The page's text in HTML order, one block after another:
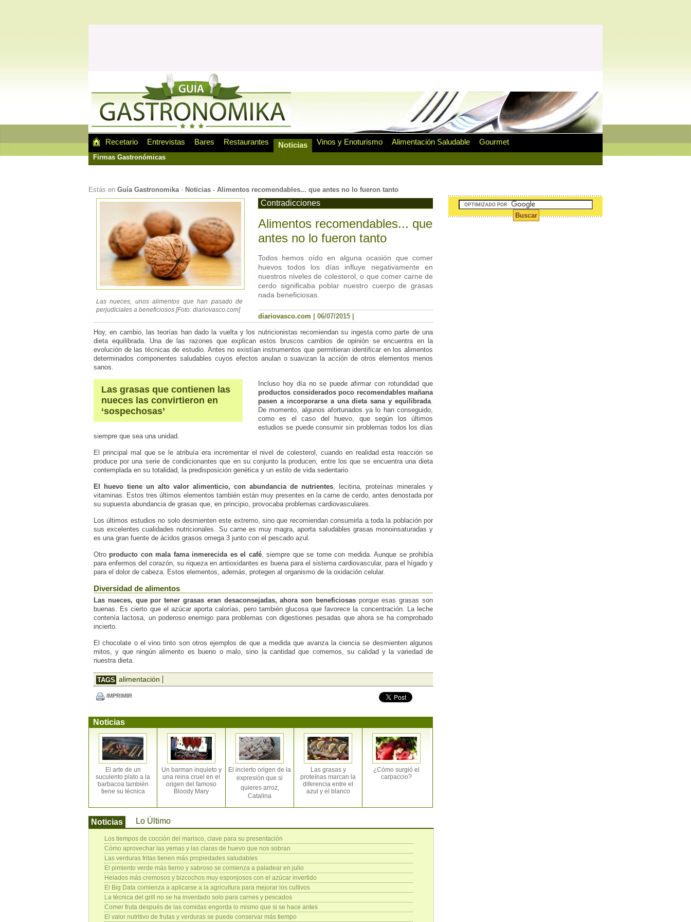
Recetario Entrevistas Bares Restaurantes Noticias
Firmas Gastronómicas
Vinos y Enoturismo Alimentación Saludable Gourmet
Estás en Guía Gastronomika- Noticias - Alimentos recomendables... que antes no lo fueron tanto
Las nueces, unos alimentos que han pasado de
perjudiciales a beneficiosos [Foto: diariovasco.com]
Contradicciones
Alimentos recomendables... que
antes no lo fueron tanto
Todos hemos oído en alguna ocasión que comer
huevos todos los días influye negativamente en
nuestros niveles de colesterol, o que comer carne de
cerdo significaba poblar nuestro cuerpo de grasas
nada beneficiosas.
diariovasco.com 06/07/2015
Hoy, en cambio, las teorías han dado la vuelta y los nutricionistas recomiendan su ingesta como parte de una
dieta equilibrada. Una de las razones que explican estos bruscos cambios de opinión se encuentra en la
evolución de las técnicas de estudio. Antes no existían instrumentos que permitieran identificar en los alimentos
determinados componentes saludables cuyos efectos anulan o suavizan la acción de otros elementos menos
sanos.
Las grasas que contienen las
nueces las convirtieron en
‘sospechosas’
Incluso hoy día no se puede afirmar con rotundidad que
productos considerados poco recomendables mañana
pasen a incorporarse a una dieta sana y equilibrada.
De momento, algunos afortunados ya lo han conseguido,
como es el caso del huevo, que según los últimos
estudios se puede consumir sin problemas todos los días
siempre que sea una unidad.
El principal mal que se le atribuía era incrementar el nivel de colesterol, cuando en realidad esta reacción se
produce por una serie de condicionantes que en su conjunto la producen, entre los que se encuentra una dieta
contemplada en su totalidad, la predisposición genética y un estilo de vida sedentario.
El huevo tiene un alto valor alimenticio, con abundancia de nutrientes, lecitina, proteínas minerales y
vitaminas. Estos tres últimos elementos también están muy presentes en la carne de cerdo, antes denostada por
su supuesta abundancia de grasas que, en principio, provocaba problemas cardiovasculares.
Los últimos estudios no solo desmienten este extremo, sino que recomiendan consumirla a toda la población por
sus excelentes cualidades nutricionales. Su carne es muy magra, aporta saludables grasas monoinsaturadas y
es una gran fuente de ácidos grasos omega 3 junto con el pescado azul.
Otro producto con mala fama inmerecida es el café, siempre que se tome con medida. Aunque se prohibía
para enfermos del corazón, su riqueza en antioxidantes es buena para el sistema cardiovascular, para el hígado y
para el dolor de cabeza. Estos elementos, además, protegen al organismo de la oxidación celular.
Diversidad de alimentos
Las nueces, que por tener grasas eran desaconsejadas, ahora son beneficiosasporque esas grasas son
buenas. Es cierto que el azúcar aporta calorías, pero también glucosa que favorece la concentración. La leche
contenía lactosa, un poderoso enemigo para problemas con digestiones pesadas que ahora se ha comprobado
incierto.
El chocolate o el vino tinto son otros ejemplos de que a medida que avanza la ciencia se desmienten algunos
mitos, y que ningún alimento es bueno o malo, sino la cantidad que comemos, su calidad y la variedad de
nuestra dieta.
TAGS alimentación
IMPRIMIR
Noticias
El arte de un
suculento plato a la
barbacoa también
tiene su técnica
Un barman inquieto y
una reina cruel en el
origen del famoso
Bloody Mary
El incierto origen de la
expresión que si
quieres arroz,
Catalina
Las grasas y
proteínas marcan la
diferencia entre el
azul y el blanco
¿Cómo surgió el
carpaccio?
Noticias Lo Último
Los tiempos de cocción del marisco, clave para su presentación
Cómo aprovechar las yemas y las claras de huevo que nos sobran
Las verduras fritas tienen más propiedades saludables
El pimiento verde más tierno y sabroso se comienza a paladear en julio
Helados más cremosos y bizcochos muy esponjosos con el azúcar invertido
El Big Data comienza a aplicarse a la agricultura para mejorar los cultivos
La técnica del grill no se ha inventado solo para carnes y pescados
Comer fruta después de las comidas engorda lo mismo que si se hace antes
El valor nutritivo de frutas y verduras se puede conservar más tiempo